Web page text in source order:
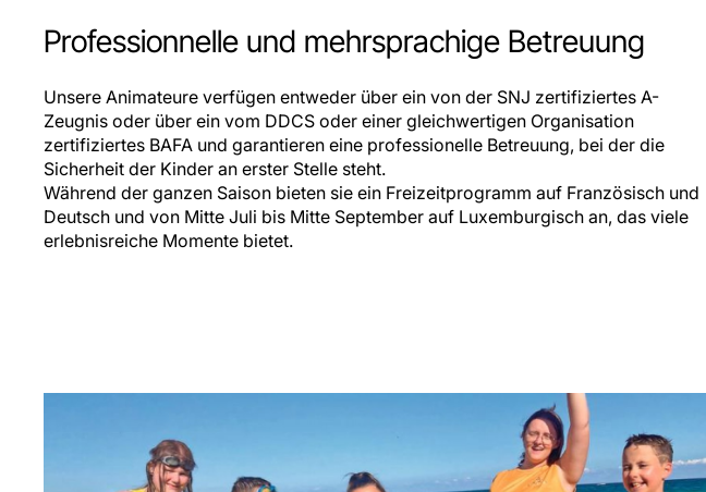
Professionnelle und mehrsprachige Betreuung
Unsere Animateure verfügen entweder über ein von der SNJ zertifiziertes A-
Zeugnis oder über ein vom DDCS oder einer gleichwertigen Organisation
zertifiziertes BAFA und garantieren eine professionelle Betreuung, bei der die
Sicherheit der Kinder an erster Stelle steht.
Während der ganzen Saison bieten sie ein Freizeitprogramm auf Französisch und
Deutsch und von Mitte Juli bis Mitte September auf Luxemburgisch an, das viele
erlebnisreiche Momente bietet.